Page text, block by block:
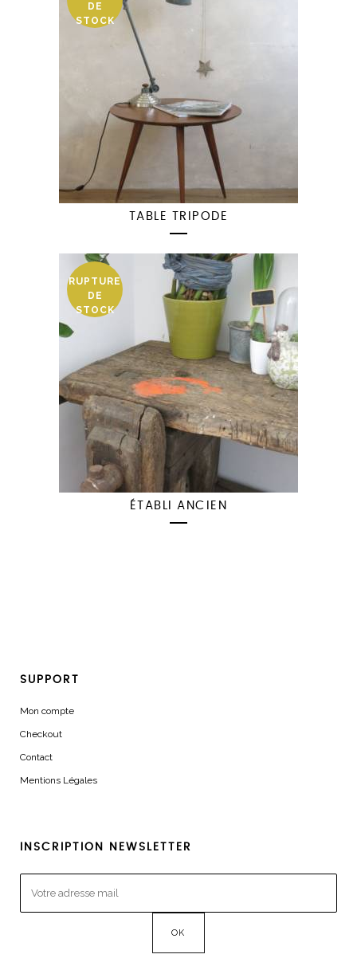
DE
STOCK
TABLE TRIPODE
RUPTURE
DE
STOCK
ÉTABLI ANCIEN
SUPPORT
Mon compte
Checkout
Contact
Mentions Légales
INSCRIPTION NEWSLETTER